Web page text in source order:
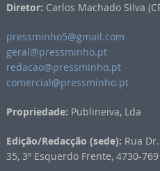
Diretor: Carlos Machado Silva
pressminho5@gmail.com
geral@pressminho.pt
redacao@pressminho.pt
comercial@pressminho.pt
Propriedade: Publineiva, Lda
Edição/Redacção (sede): Rua
35, 3º Esquerdo Frente, 4730-